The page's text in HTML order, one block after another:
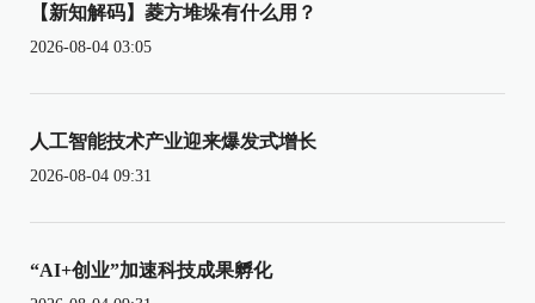
【新知解码】菱方堆垛有什么用？
2026-08-04 03:05
人工智能技术产业迎来爆发式增长
2026-08-04 09:31
“AI+创业”加速科技成果孵化